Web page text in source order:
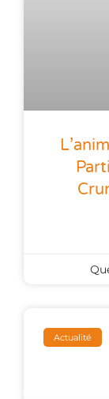
Actualité